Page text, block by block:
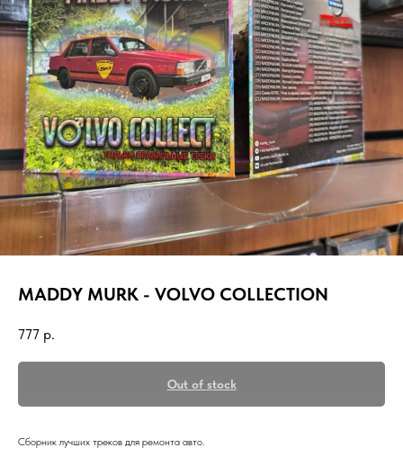
MADDY MURK - VOLVO COLLECTION
777 р.
Out of stock
Сборник лучших треков для ремонта авто.